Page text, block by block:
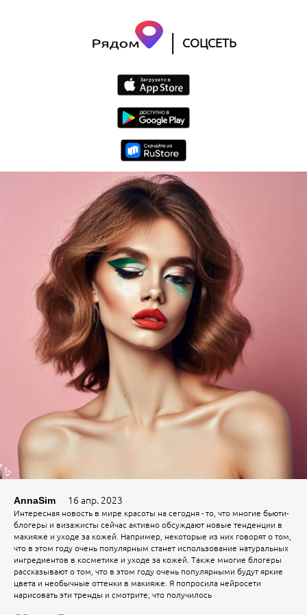
| СОЦСЕТЬ
AnnaSim 16 апр. 2023
Интересная новость в мире красоты на сегодня - то, что многие бьюти-
блогеры и визажисты сейчас активно обсуждают новые тенденции в
макияже и уходе за кожей. Например, некоторые из них говорят о том,
что в этом году очень популярным станет использование натуральных
ингредиентов в косметике и уходе за кожей. Также многие блогеры
рассказывают о том, что в этом году очень популярными будут яркие
цвета и необычные оттенки в макияже. Я попросила нейросети
нарисовать эти тренды и смотрите, что получилось